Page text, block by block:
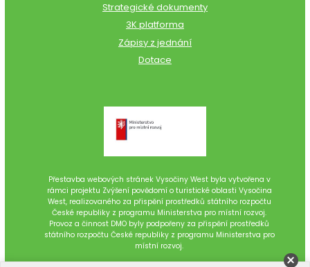
Strategické dokumenty
3K platforma
Zápisy z jednání
Dotace
Přestavba webových stránek Vysočiny West byla vytvořena v
rámci projektu Zvýšení povědomí o turistické oblasti Vysočina
West, realizovaného za přispění prostředků státního rozpočtu
České republiky z programu Ministerstva pro místní rozvoj.
Provoz a činnost DMO byly podpořeny za přispění prostředků
státního rozpočtu České republiky z programu Ministerstva pro
místní rozvoj.